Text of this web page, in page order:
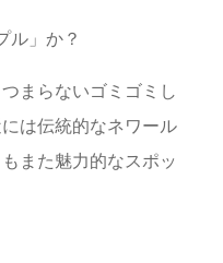
ル」か？
まらないゴミゴミし
は伝統的なネワール
また魅力的なスポッ